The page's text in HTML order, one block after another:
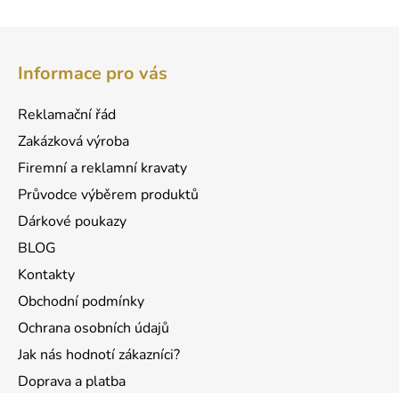
Informace pro vás
Reklamační řád
Zakázková výroba
Firemní a reklamní kravaty
Průvodce výběrem produktů
Dárkové poukazy
BLOG
Kontakty
Obchodní podmínky
Ochrana osobních údajů
Jak nás hodnotí zákazníci?
Doprava a platba